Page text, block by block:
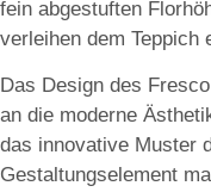
fein abgestuften
verleihen dem Teppich
Das Design des
an die moderne
das innovative Muster
Gestaltungselement